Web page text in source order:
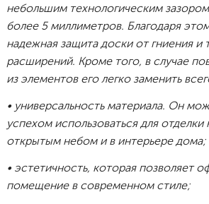
небольшим технологическим
более 5 миллиметров. Благодаря
надежная защита доски от гниения и
расширений. Кроме того, в случае
из элементов его легко заменить
• универсальность материала. Он
успехом использоваться для
открытым небом и в интерьере дома;
• эстетичность, которая позволяет
помещение в современном стиле;